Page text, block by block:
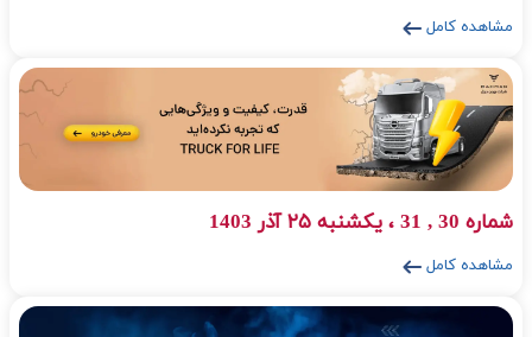
مشاهده کامل
شماره 30 , 31 ، یکشنبه ۲۵ آذر 1403
مشاهده کامل